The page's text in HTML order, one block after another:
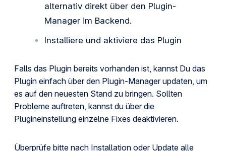
alternativ direkt über den Plugin-
Manager im Backend.
Installiere und aktiviere das Plugin
Falls das Plugin bereits vorhanden ist, kannst Du das
Plugin einfach über den Plugin-Manager updaten, um
es auf den neuesten Stand zu bringen. Sollten
Probleme auftreten, kannst du über die
Plugineinstellung einzelne Fixes deaktivieren.
Überprüfe bitte nach Installation oder Update alle